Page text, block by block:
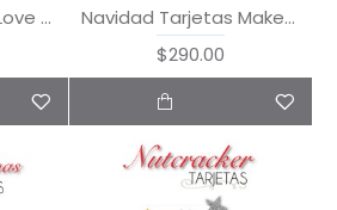
Navidad Tarjetas Love Peace Joy
Navidad Tarjetas Make a Wish
$290.00